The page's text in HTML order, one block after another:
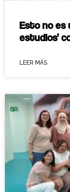
Esto no es
estudios’
LEER MÁS